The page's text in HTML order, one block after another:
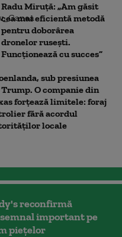
Radu Miruță: „Am găsit
cea mai eficientă metodă
pentru doborârea
dronelor rusești.
Funcționează cu succes”
sub presiunea
O companie din
forțează limitele: foraj
fără acordul
locale
reconfirmă
important pe
piețelor